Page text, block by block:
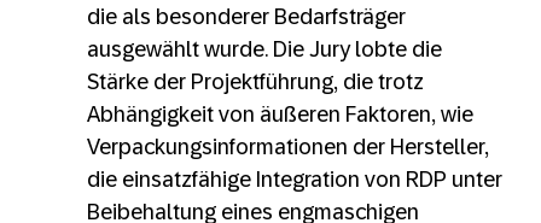
die als besonderer Bedarfsträger
ausgewählt wurde. Die Jury lobte die
Stärke der Projektführung, die trotz
Abhängigkeit von äußeren Faktoren, wie
Verpackungsinformationen der Hersteller,
die einsatzfähige Integration von RDP unter
Beibehaltung eines engmaschigen